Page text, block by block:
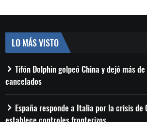
LO MÁS VISTO
Tifón Dolphin golpeó China y dejó más
cancelados
España responde a Italia por la crisis de